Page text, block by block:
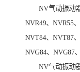
NV气动振动器
NVR49、NVR55
NVT84、NVT87
NVG84、NVG87
NV气动振动器